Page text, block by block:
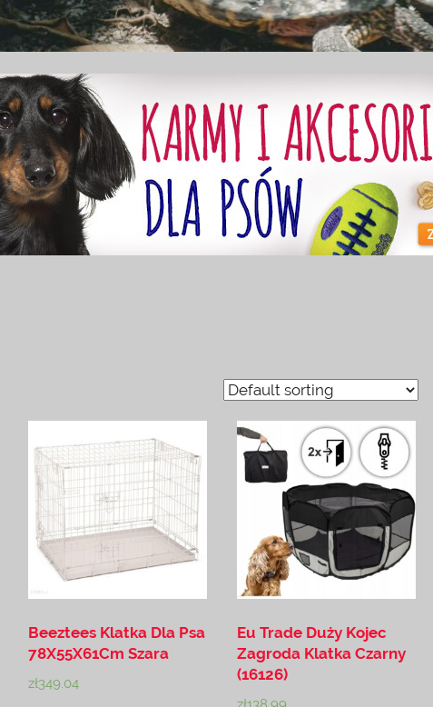
Beeztees Klatka Dla Psa
78X55X61Cm Szara
zł349.04
Eu Trade Duży Kojec
Zagroda Klatka Czarny
(16126)